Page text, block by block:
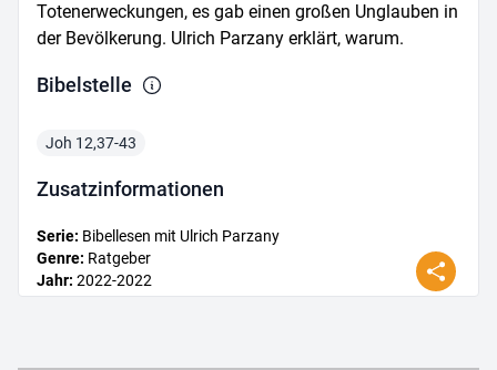
Totenerweckungen, es gab einen großen Unglauben in
der Bevölkerung. Ulrich Parzany erklärt, warum.
Bibelstelle
Joh 12,37-43
Zusatz­informationen
Serie: Bibellesen mit Ulrich Parzany
Genre: Ratgeber
Jahr: 2022-2022